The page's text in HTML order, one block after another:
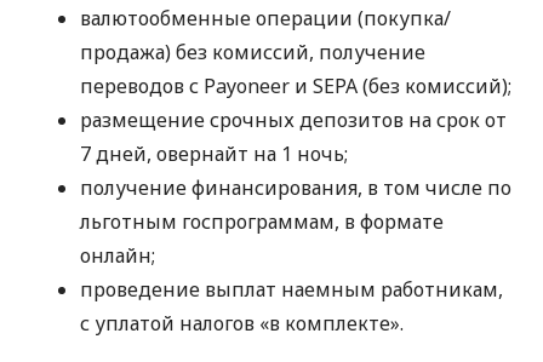
валютообменные операции (покупка/
продажа) без комиссий, получение
переводов с Payoneer и SEPA (без комиссий);
размещение срочных депозитов на срок от
7 дней, овернайт на 1 ночь;
получение финансирования, в том числе по
льготным госпрограммам, в формате
онлайн;
проведение выплат наемным работникам,
с уплатой налогов «в комплекте».